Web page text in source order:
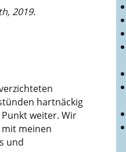
2019.
hartnäckig
weiter. Wir
meinen
und